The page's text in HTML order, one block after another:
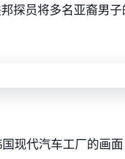
探员将多名亚裔男
现代汽车工厂的画